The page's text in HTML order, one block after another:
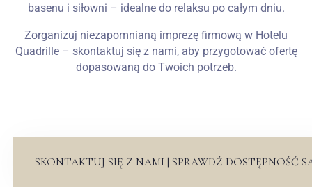
basenu i siłowni – idealne do relaksu po całym dniu.
Zorganizuj niezapomnianą imprezę firmową w Hotelu
Quadrille – skontaktuj się z nami, aby przygotować ofertę
dopasowaną do Twoich potrzeb.
SKONTAKTUJ SIĘ Z NAMI | SPRAWDŹ DOSTĘPNOŚĆ